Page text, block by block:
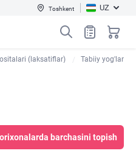
Toshkent UZ
(laksatiflar) Tabiiy yog'lar
barchasini topish